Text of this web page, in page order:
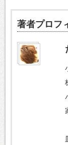
著者プロフ